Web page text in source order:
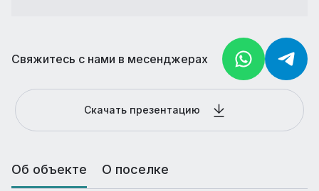
Свяжитесь с нами в месенджерах
Скачать презентацию
Об объекте О поселке